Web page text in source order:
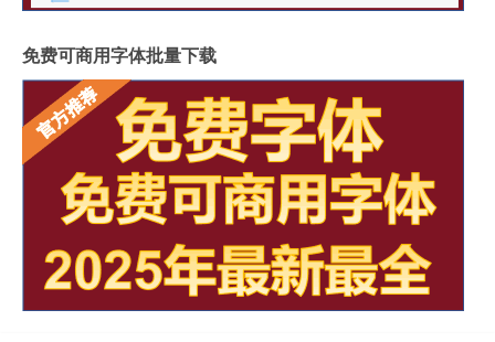
免费可商用字体批量下载